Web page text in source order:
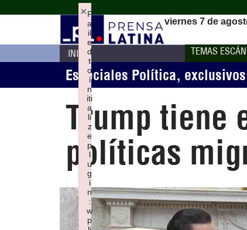
viernes 7 de
INICIO TEMAS
Especiales Política, exclusivos
Trump tiene
políticas
F
a
il
e
d
t
o
i
n
iti
a
li
z
e
p
l
u
g
i
n
:
w
p
×